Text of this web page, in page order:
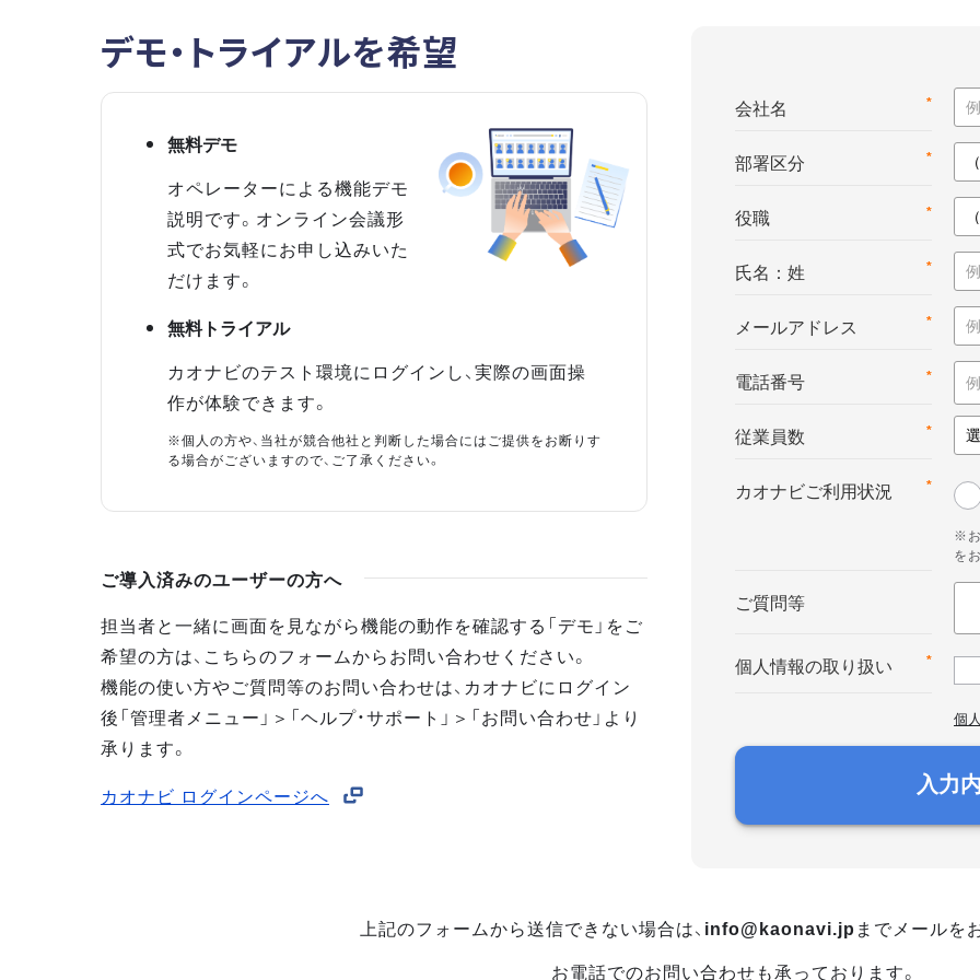
デモ・トライアルを希望
無料デモ
オペレーターによる機能デモ
説明です。オンライン会議形
式でお気軽にお申し込みいた
だけます。
無料トライアル
カオナビのテスト環境にログインし、実際の画面操
作が体験できます。
※個人の方や、当社が競合他社と判断した場合にはご提供をお断りす
る場合がございますので、ご了承ください。
ご導入済みのユーザーの方へ
担当者と一緒に画面を見ながら機能の動作を確認する「デモ」をご
希望の方は、こちらのフォームからお問い合わせください。
機能の使い方やご質問等のお問い合わせは、カオナビにログイン
後「管理者メニュー」＞「ヘルプ・サポート」＞「お問い合わせ」より
承ります。
カオナビ ログインページへ
*
会社名
*
部署区分
*
役職
*
氏名：姓
*
メールアドレス
*
電話番号
*
従業員数
*
カオナビご利用状況
※お
を
ご質問等
*
個人情報の取り扱い
個
入力
上記のフォームから送信できない場合は、 info@kaonavi.jp までメールを
お電話でのお問い合わせも承っております。